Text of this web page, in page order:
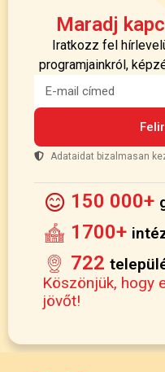
Maradj
Iratkozz fel
programjainkról,
Adataidat bizalmasan
150 000+
1700+
722
Köszönjük, hogy
jövőt!